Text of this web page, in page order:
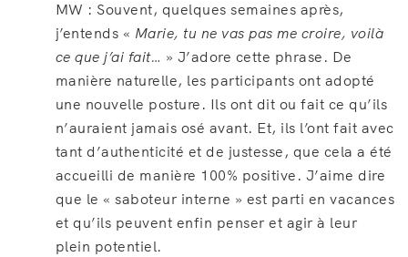
MW : Souvent, quelques semaines après,
j’entends « Marie, tu ne vas pas me croire, voilà
ce que j’ai fait… » J’adore cette phrase. De
manière naturelle, les participants ont adopté
une nouvelle posture. Ils ont dit ou fait ce qu’ils
n’auraient jamais osé avant. Et, ils l’ont fait avec
tant d’authenticité et de justesse, que cela a été
accueilli de manière 100% positive. J’aime dire
que le « saboteur interne » est parti en vacances
et qu’ils peuvent enfin penser et agir à leur
plein potentiel.